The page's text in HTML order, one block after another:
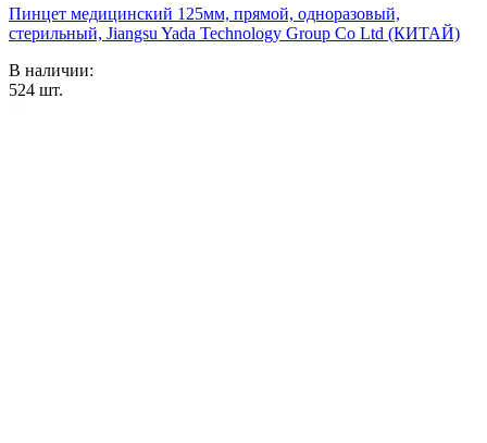
Пинцет медицинский 125мм, прямой, одноразовый,
стерильный, Jiangsu Yada Technology Group Co Ltd (КИТАЙ)
В наличии:
524 шт.